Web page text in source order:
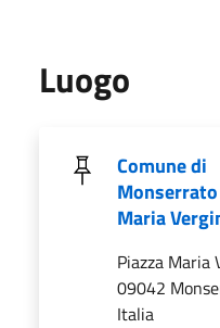
Luogo
Comune di
Maria
Piazza Maria
09042
Italia